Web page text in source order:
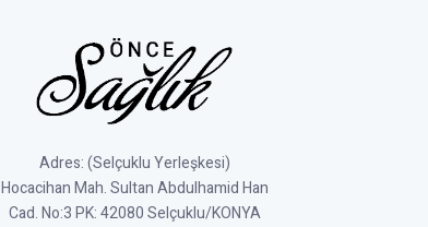
Adres: (Selçuklu Yerleşkesi)
Hocacihan Mah. Sultan Abdulhamid Han
Cad. No:3 PK: 42080 Selçuklu/KONYA